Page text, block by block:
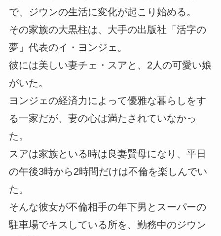
で、ジウンの生活に変化が起こり始める。
その家族の大黒柱は、大手の出版社「活字の
夢」代表のイ・ヨンジェ。
彼には美しい妻チェ・スアと、2人の可愛い娘
がいた。
ヨンジェの経済力によって優雅な暮らしをす
る一家だが、妻の心は満たされていなかっ
た。
スアは家族といる時は良妻賢母になり、平日
の午後3時から2時間だけは不倫を楽しんでい
た。
そんな彼女が不倫相手の年下男とスーパーの
駐車場でキスしている所を、勤務中のジウン